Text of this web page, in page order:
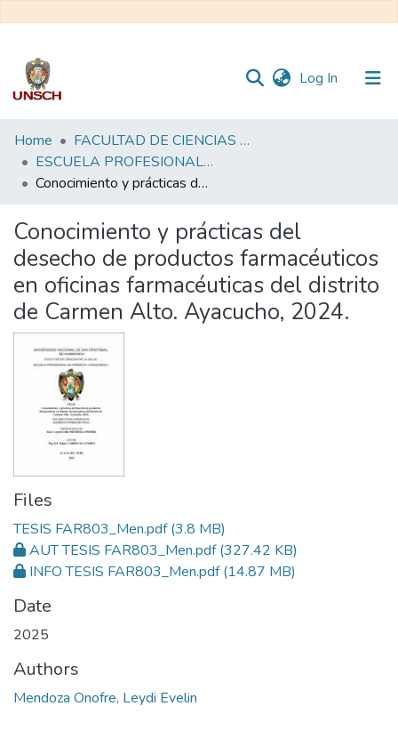
Log In (current)
Communities
&
Collections
Statistics
Home
FACULTAD DE CIENCIAS DE LA SALUD
ESCUELA PROFESIONAL DE FARMACIA Y BIOQUÍMICA
Conocimiento y prácticas del desecho de productos farmacéuticos en oficinas farmacéuticas del distrito de Carmen Alto. Ayacucho, 2024.
Conocimiento y prácticas del
desecho de productos farmacéuticos
en oficinas farmacéuticas del distrito
de Carmen Alto. Ayacucho, 2024.
Files
TESIS FAR803_Men.pdf(3.8 MB)
AUT TESIS FAR803_Men.pdf(327.42 KB)
INFO TESIS FAR803_Men.pdf(14.87 MB)
Date
2025
Authors
Mendoza Onofre, Leydi Evelin